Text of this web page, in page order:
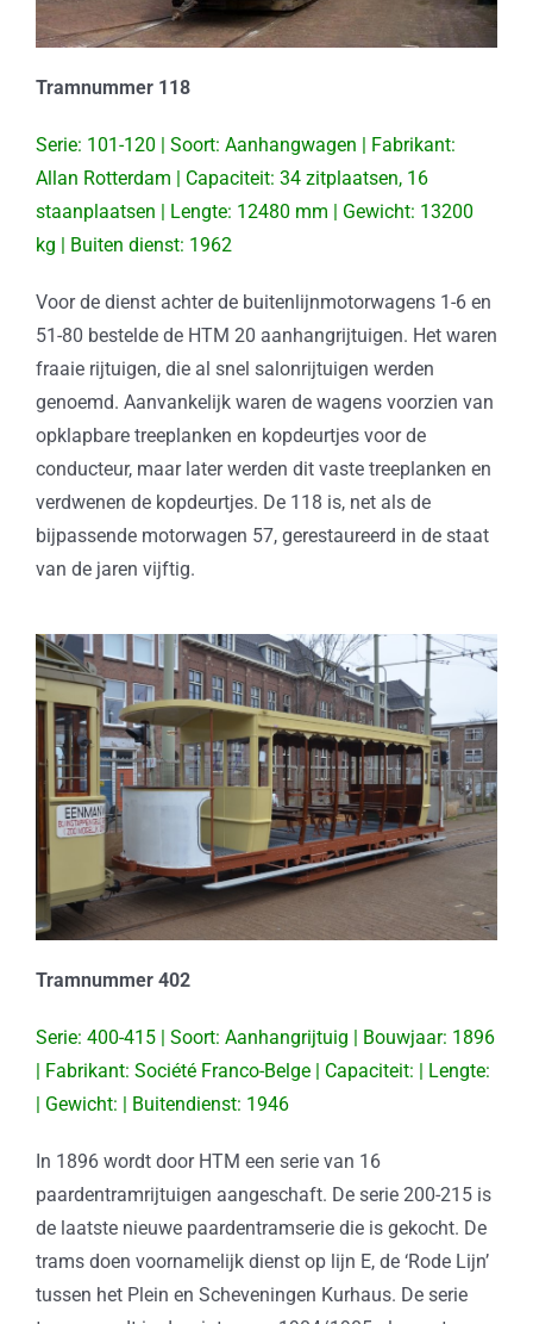
Tramnummer 118
Serie: 101-120 | Soort: Aanhangwagen | Fabrikant:
Allan Rotterdam | Capaciteit: 34 zitplaatsen, 16
staanplaatsen | Lengte: 12480 mm | Gewicht: 13200
kg | Buiten dienst: 1962
Voor de dienst achter de buitenlijnmotorwagens 1-6 en
51-80 bestelde de HTM 20 aanhangrijtuigen. Het waren
fraaie rijtuigen, die al snel salonrijtuigen werden
genoemd. Aanvankelijk waren de wagens voorzien van
opklapbare treeplanken en kopdeurtjes voor de
conducteur, maar later werden dit vaste treeplanken en
verdwenen de kopdeurtjes. De 118 is, net als de
bijpassende motorwagen 57, gerestaureerd in de staat
van de jaren vijftig.
Tramnummer 402
Serie: 400-415 | Soort: Aanhangrijtuig | Bouwjaar: 1896
| Fabrikant: Société Franco-Belge | Capaciteit: | Lengte:
| Gewicht: | Buitendienst: 1946
In 1896 wordt door HTM een serie van 16
paardentramrijtuigen aangeschaft. De serie 200-215 is
de laatste nieuwe paardentramserie die is gekocht. De
trams doen voornamelijk dienst op lijn E, de ‘Rode Lijn’
tussen het Plein en Scheveningen Kurhaus. De serie